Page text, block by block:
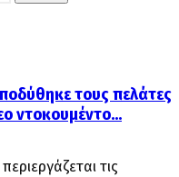
τους πελάτες
ντοκουμέντο...
τις